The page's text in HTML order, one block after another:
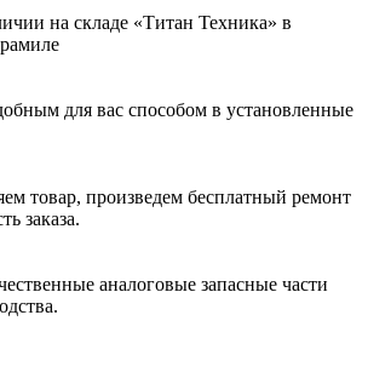
на складе «Титан Техника» в
для вас способом в установленные
товар, произведем бесплатный ремонт
заказа.
аналоговые запасные части